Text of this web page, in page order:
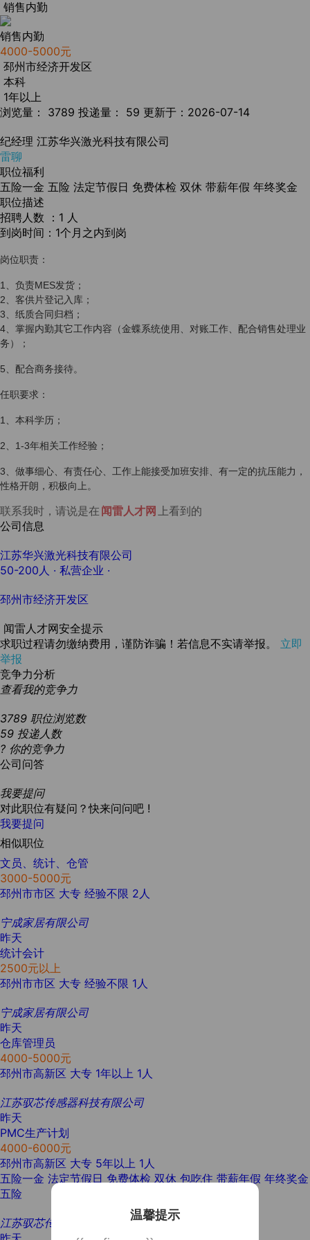
销售内勤
销售内勤
4000-5000元
邳州市经济开发区
本科
1年以上
浏览量： 3789 投递量： 59 更新于：2026-07-14
纪经理 江苏华兴激光科技有限公司
雷聊
职位福利
五险一金 五险 法定节假日 免费体检 双休 带薪年假 年终奖金
职位描述
招聘人数 ：1 人
到岗时间：1个月之内到岗
岗位职责：
1、负责MES发货；
2、客供片登记入库；
3、纸质合同归档；
4、掌握内勤其它工作内容（金蝶系统使用、对账工作、配合销售处理业
务）；
5、配合商务接待。
任职要求：
1、本科学历；
2、1-3年相关工作经验；
3、 做事细心、有责任心、工作上能接受加班安排、有一定的抗压能力，
性格开朗，积极向上。
联系我时，请说是在 闻雷人才网 上看到的
公司信息
江苏华兴激光科技有限公司
50-200人 · 私营企业 ·
邳州市经济开发区
闻雷人才网安全提示
求职过程请勿缴纳费用，谨防诈骗！若信息不实请举报。 立即
举报
竞争力分析
查看我的竞争力
3789 职位浏览数
59 投递人数
? 你的竞争力
公司问答
我要提问
对此职位有疑问？快来问问吧 !
我要提问
相似职位
文员、统计、仓管
3000-5000元
邳州市市区 大专 经验不限 2人
宁成家居有限公司
昨天
统计会计
2500元以上
邳州市市区 大专 经验不限 1人
宁成家居有限公司
昨天
仓库管理员
4000-5000元
邳州市高新区 大专 1年以上 1人
江苏驭芯传感器科技有限公司
昨天
PMC生产计划
4000-6000元
邳州市高新区 大专 5年以上 1人
五险一金 法定节假日 免费体检 双休 包吃住 带薪年假 年终奖金
五险
江苏驭芯传感器科技有限公司
温馨提示